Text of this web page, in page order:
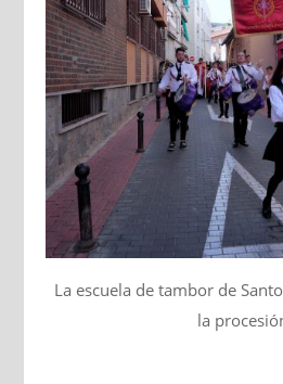
La escuela de tambor de
la